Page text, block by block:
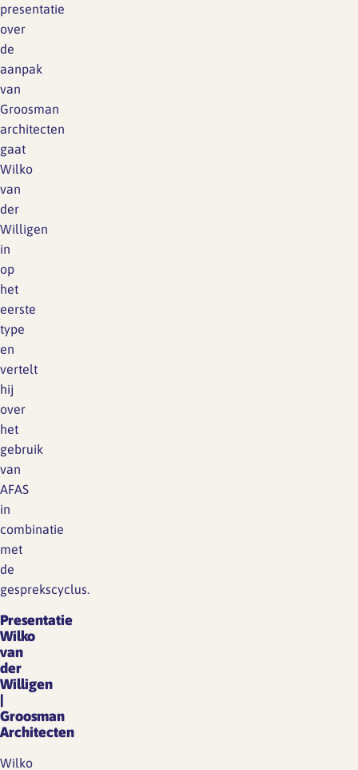
presentatie
over
de
aanpak
van
Groosman
architecten
gaat
Wilko
van
der
Willigen
in
op
het
eerste
type
en
vertelt
hij
over
het
gebruik
van
AFAS
in
combinatie
met
de
gesprekscyclus.
Presentatie
Wilko
van
der
Willigen
|
Groosman
Architecten
Wilko